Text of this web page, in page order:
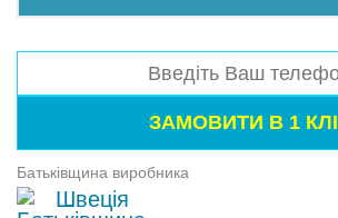
Батьківщина виробника
Швеція